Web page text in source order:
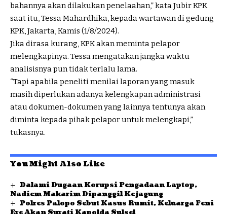
bahannya akan dilakukan penelaahan,” kata Jubir KPK
saat itu, Tessa Mahardhika, kepada wartawan di gedung
KPK, Jakarta, Kamis (1/8/2024).
Jika dirasa kurang, KPK akan meminta pelapor
melengkapinya. Tessa mengatakan jangka waktu
analisisnya pun tidak terlalu lama.
“Tapi apabila peneliti menilai laporan yang masuk
masih diperlukan adanya kelengkapan administrasi
atau dokumen-dokumen yang lainnya tentunya akan
diminta kepada pihak pelapor untuk melengkapi,”
tukasnya.
You Might Also Like
Dalami Dugaan Korupsi Pengadaan Laptop,
Nadiem Makarim Dipanggil Kejagung
Polres Palopo Sebut Kasus Rumit, Keluarga Feni